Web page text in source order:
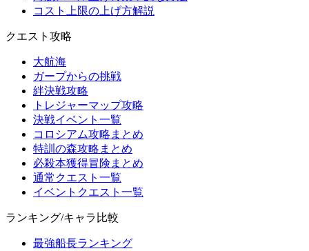
コスト上限の上げ方解説
クエスト攻略
大航海
ガープからの挑戦
絆決戦攻略
トレジャーマップ攻略
決戦イベント一覧
コロシアム攻略まとめ
特訓の森攻略まとめ
必殺本獲得冒険まとめ
通常クエスト一覧
イベントクエスト一覧
ランキング/キャラ比較
最強船長ランキング